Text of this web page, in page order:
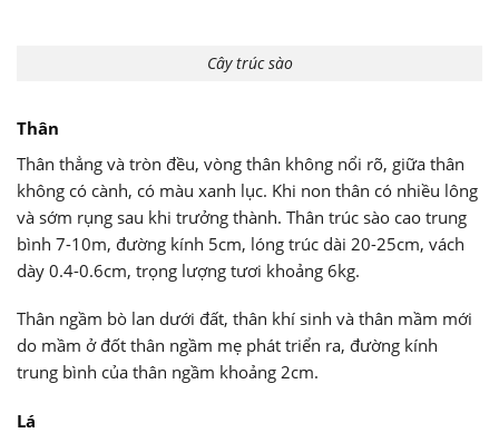
Cây trúc sào
Thân
Thân thẳng và tròn đều, vòng thân không nổi rõ, giữa thân
không có cành, có màu xanh lục. Khi non thân có nhiều lông
và sớm rụng sau khi trưởng thành. Thân trúc sào cao trung
bình 7-10m, đường kính 5cm, lóng trúc dài 20-25cm, vách
dày 0.4-0.6cm, trọng lượng tươi khoảng 6kg.
Thân ngầm bò lan dưới đất, thân khí sinh và thân mầm mới
do mầm ở đốt thân ngầm mẹ phát triển ra, đường kính
trung bình của thân ngầm khoảng 2cm.
Lá